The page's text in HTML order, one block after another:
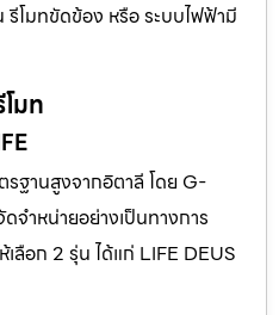
โมทขัดข้อง หรือ ระบบไฟฟ้ามี
มท
รฐานสูงจากอิตาลี โดย G-
จำหน่ายอย่างเป็นทางการ
ลือก 2 รุ่น ได้แก่ LIFE DEUS